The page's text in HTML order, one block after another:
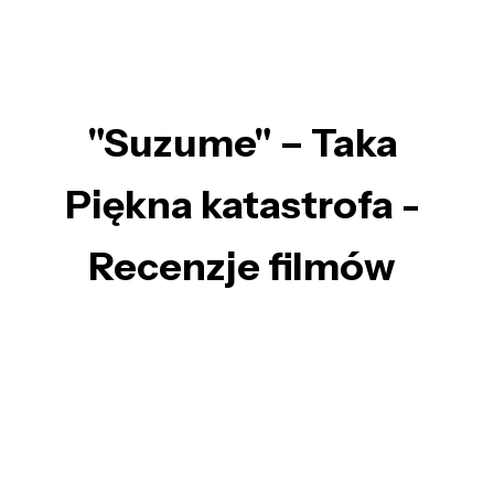
"Suzume" – Taka
Piękna katastrofa -
Recenzje filmów